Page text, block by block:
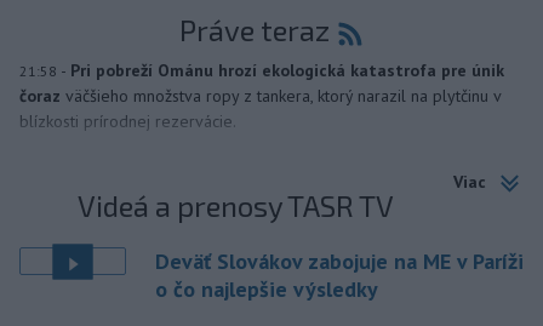
Práve teraz
21:58 - Pri pobreží Ománu hrozí ekologická katastrofa pre únik
čoraz väčšieho množstva ropy z tankera, ktorý narazil na plytčinu v
blízkosti prírodnej rezervácie.
Viac
Videá a prenosy TASR TV
Deväť Slovákov zabojuje na ME v Paríži
o čo najlepšie výsledky